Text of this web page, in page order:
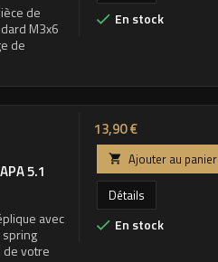
de
M3x6
de
 En stock
5.1
avec
de votre
Prix
13,90 €

Ajouter au panier
Détails
 En stock